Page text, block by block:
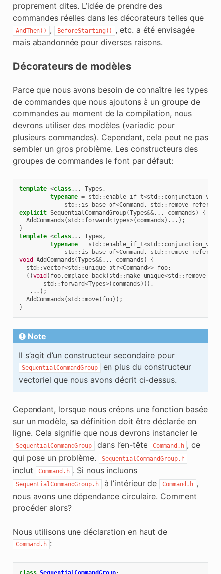
proprement dites. L’idée de prendre des
commandes réelles dans les décorateurs telles que
AndThen() , BeforeStarting()
, etc. a été envisagée
mais abandonnée pour diverses raisons.
Décorateurs de modèles
Parce que nous avons besoin de connaître les types
de commandes que nous ajoutons à un groupe de
commandes au moment de la compilation, nous
devrons utiliser des modèles (variadic pour
plusieurs commandes). Cependant, cela peut ne pas
sembler un gros problème. Les constructeurs des
groupes de commandes le font par défaut:
template <class... Types ,
typename = std ::enable_if_t<std :: conjunction_v
std :: is_base_of<Command , std ::
explicit SequentialCommandGroup(Types&&... commands )
{
AddCommands ( std :: forward<Types>( commands )...);
}
template <class... Types ,
typename = std ::enable_if_t<std :: conjunction_v
std :: is_base_of<Command , std ::
void
AddCommands (Types&&... commands )
{
std ::vector<std :: unique_ptr<Command>> foo;
((void ) foo.emplace_back( std ::make_unique<std ::
std :: forward<Types>( commands ))),
...);
AddCommands ( std ::move( foo));
}
Note
Il s’agit d’un constructeur secondaire pour
SequentialCommandGroup
en plus du constructeur
vectoriel que nous avons décrit ci-dessus.
Cependant, lorsque nous créons une fonction basée
sur un modèle, sa définition doit être déclarée en
ligne. Cela signifie que nous devrons instancier le
SequentialCommandGroup dans l’en-tête Command.h , ce
qui pose un problème.
SequentialCommandGroup.h
inclut Command.h . Si nous incluons
SequentialCommandGroup.h à l’intérieur de Command.h ,
nous avons une dépendance circulaire. Comment
procéder alors?
Nous utilisons une déclaration en haut de
Command.h :
class SequentialCommandGroup;